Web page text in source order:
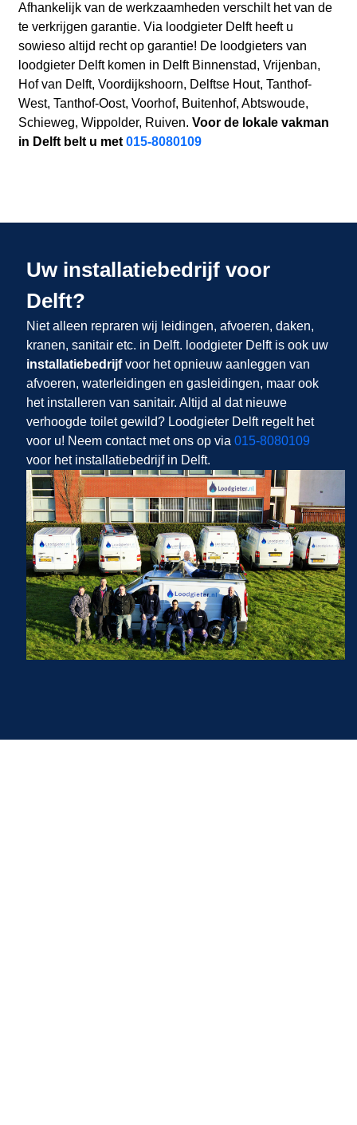
Afhankelijk van de werkzaamheden verschilt het van de
te verkrijgen garantie. Via loodgieter Delft heeft u
sowieso altijd recht op garantie! De loodgieters van
loodgieter Delft komen in Delft Binnenstad, Vrijenban,
Hof van Delft, Voordijkshoorn, Delftse Hout, Tanthof-
West, Tanthof-Oost, Voorhof, Buitenhof, Abtswoude,
Schieweg, Wippolder, Ruiven. Voor de lokale vakman
in Delft belt u met015-8080109
Uw installatiebedrijf voor
Delft?
Niet alleen repraren wij leidingen, afvoeren, daken,
kranen, sanitair etc. in Delft. loodgieter Delft is ook uw
installatiebedrijfvoor het opnieuw aanleggen van
afvoeren, waterleidingen en gasleidingen, maar ook
het installeren van sanitair. Altijd al dat nieuwe
verhoogde toilet gewild? Loodgieter Delft regelt het
voor u! Neem contact met ons op via 015-8080109
voor het installatiebedrijf in Delft.